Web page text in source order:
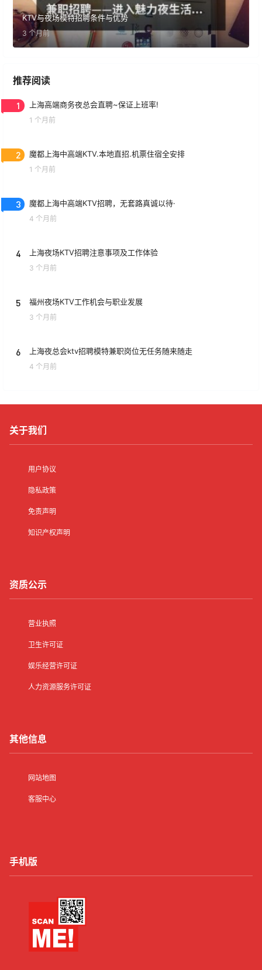
KTV与夜场模特招聘条件与优势
3 个月前
推荐阅读
1 上海高端商务夜总会直聘~保证上班率!
1 个月前
2 魔都上海中高端KTV.本地直招.机票住宿全安排
1 个月前
3 魔都上海中高端KTV招聘，无套路真诚以待·
4 个月前
4 上海夜场KTV招聘注意事项及工作体验
3 个月前
5 福州夜场KTV工作机会与职业发展
3 个月前
6 上海夜总会ktv招聘模特兼职岗位无任务随来随走
4 个月前
关于我们
用户协议
隐私政策
免责声明
知识产权声明
资质公示
营业执照
卫生许可证
娱乐经营许可证
人力资源服务许可证
其他信息
网站地图
客服中心
手机版